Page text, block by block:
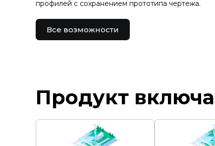
профилей с сохранением прототипа чертежа.
Все возможности
Продукт